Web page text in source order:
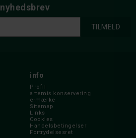
nyhedsbrev
info
Profil
artemis konservering
e-mærke
Sitemap
Links
Cookies
Handelsbetingelser
Fortrydelsesret